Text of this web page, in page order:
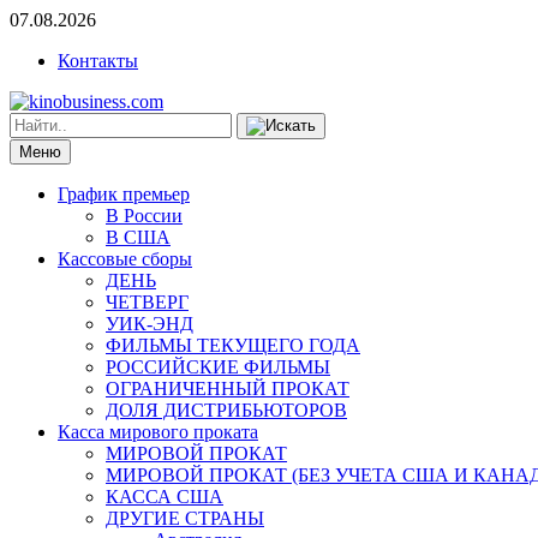
07.08.2026
Контакты
Меню
График премьер
В России
В США
Кассовые сборы
ДЕНЬ
ЧЕТВЕРГ
УИК-ЭНД
ФИЛЬМЫ ТЕКУЩЕГО ГОДА
РОССИЙСКИЕ ФИЛЬМЫ
ОГРАНИЧЕННЫЙ ПРОКАТ
ДОЛЯ ДИСТРИБЬЮТОРОВ
Касса мирового проката
МИРОВОЙ ПРОКАТ
МИРОВОЙ ПРОКАТ (БЕЗ УЧЕТА США И
КАССА США
ДРУГИЕ СТРАНЫ